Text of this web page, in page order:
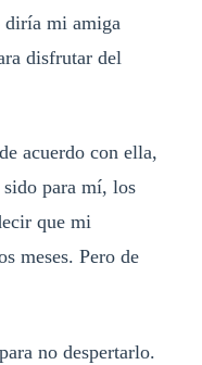
diría mi amiga
disfrutar del
acuerdo con ella,
para mí, los
que mi
meses. Pero de
no despertarlo.